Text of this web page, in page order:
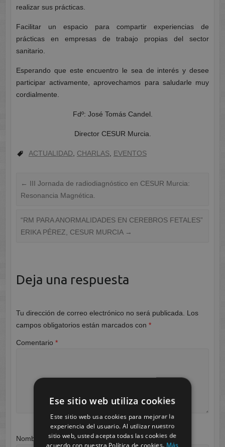
realizar sus prácticas.
Facilitar un espacio para compartir experiencias de
prácticas en empresas de trabajo propias del sector
sanitario.
Esperando que este encuentro le sea de interés y desee
participar activamente, aprovechamos para saludarle muy
cordialmente.
Fdº: José Tomás Candel.
Director CESUR Murcia.
ACTUALIDAD, CHARLAS, EVENTOS
← III Jornada de radiodiagnóstico en CESUR Murcia:
Resonancia Magnética.
“RM PARA ANORMALIDADES EN CEREBROS FETALES”
ERIKA PÉREZ, CESUR MURCIA →
Deja una respuesta
Tu dirección de correo electrónico no será publicada.
Los
campos obligatorios están marcados con *
Comentario *
Nombre
Ese sitio web utiliza cookies
Este sitio web usa cookies para mejorar la
experiencia del usuario. Al utilizar nuestro
sitio web, usted acepta todas las cookies de
acuerdo con nuestra Política de cookies. Más